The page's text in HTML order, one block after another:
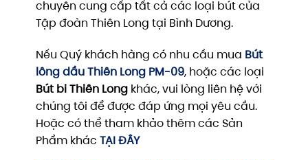
chuyên cung cấp tất cả các loại bút của
Tập đoàn Thiên Long tại Bình Dương.
Nếu Quý khách hàng có nhu cầu mua Bút
lông dầu Thiên Long PM-09, hoặc các loại
Bút bi Thiên Longkhác, vui lòng liên hệ với
chúng tôi để được đáp ứng mọi yêu cầu.
Hoặc có thể tham khảo thêm các Sản
Phẩm khác TẠI ĐÂY